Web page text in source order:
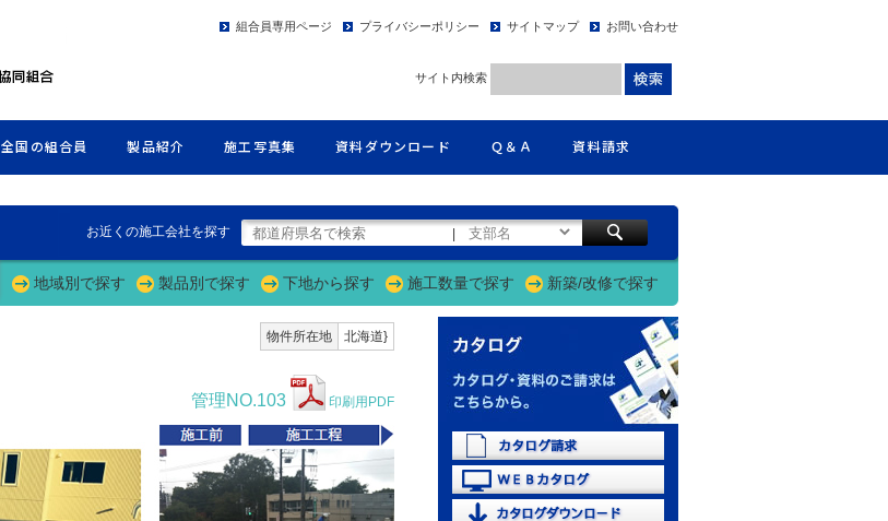
組合員専用ページ プライバシーポリシー サイトマップ お問い合わせ
サイト内検索
全国の組合員 製品紹介 施工写真集 資料ダウンロード Ｑ＆Ａ 資料請求
お近くの施工会社を探す |
地域別で探す 製品別で探す 下地から探す 施工数量で探す 新築/改修で探す
物件所在地 北海道}
管理NO.103 印刷用PDF